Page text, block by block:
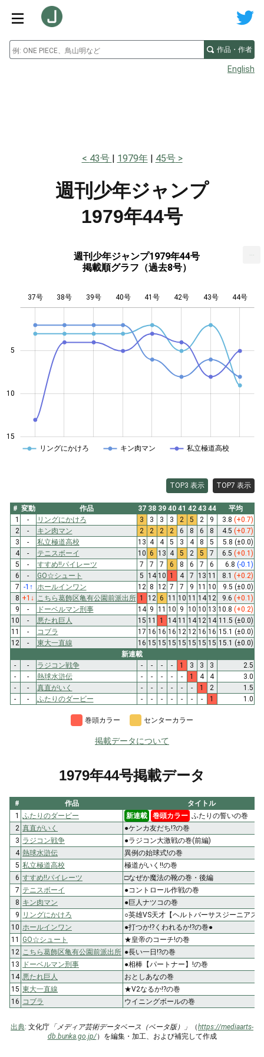
作品・作者
English
43号 1979年 45号
週刊少年ジャンプ
1979年44号
週刊少年ジャンプ1979年44号
掲載順グラフ（過去8号）
15
10
5
37号 38号 39号 40号 41号 42号 43号 44号
リングにかけろ キン肉マン 私立極道高校
TOP3 表示 TOP7 表示
# 変動 作品 37 38 39 40 41 42 43 44
平均
1
- リングにかけろ 3 3 3 3 2 5 2 9 3.8 (+0.7)
2
- キン肉マン 2 2 2 2 6 8 6 8 4.5 (+0.7)
3
- 私立極道高校 13 4 4 5 3 4 8 5 5.8 (±0.0)
4
- テニスボーイ 10 6 13 4 5 2 5 7 6.5 (+0.1)
5
- すすめ!!パイレーツ 7 7 7 6 8 6 7 6 6.8 (-0.1)
6
- GO☆シュート 5 14 10 1 4 7 13 11 8.1 (+0.2)
7 -1 ↑ ホールインワン 12 8 12 7 7 9 11 10 9.5 (±0.0)
8 +1 ↓ こちら葛飾区亀有公園前派出所 1 12 6 11 10 11 14 12 9.6 (+0.1)
9
- ドーベルマン刑事 14 9 11 10 9 10 10 13 10.8 (+0.2)
10
- 悪たれ巨人 15 11 1 14 11 14 12 14 11.5 (±0.0)
11
- コブラ 17 16 16 16 12 12 16 16 15.1 (±0.0)
12
- 東大一直線 16 15 15 15 15 15 15 15 15.1 (±0.0)
新連載
-
- ラジコン戦争 - - - - 1 3 3 3
2.5
-
- 熱球水滸伝 - - - - - 1 4 4
3.0
-
- 真直がいく - - - - - - 1 2
1.5
-
- ふたりのダービー - - - - - - - 1 1.0
巻頭カラー センターカラー
掲載データについて
1979年44号掲載データ
# 作品
タイトル
1 ふたりのダービー 新連載 巻頭カラー ふたりの誓いの巻
2 真直がいく
●ケンカ友だち!?の巻
3 ラジコン戦争
●ラジコン大激戦の巻(前編)
4 熱球水滸伝
異例の始球式!の巻
5 私立極道高校
極道がいく!!の巻
6 すすめ!!パイレーツ
□なぜか魔法の靴の巻・後編
7 テニスボーイ
●コントロール作戦の巻
8 キン肉マン
●巨人ナツコの巻
9 リングにかけろ
○英雄VS天才【ヘルトバーサスジーニアス
10 ホールインワン
●打つか!?くわれるか!?の巻●
11
GO☆シュート
★皇帝のコーチ!の巻
12
こちら葛飾区亀有公園前派出所 ●長い一日!?の巻
13
ドーベルマン刑事
●相棒【パートナー】!の巻
14 悪たれ巨人
おとしあなの巻
15 東大一直線
★V2なるか!?の巻
16 コブラ ウイニングボールの巻
出典: 文化庁 「メディア芸術データベース（ベータ版）」 （https://mediaarts-
db.bunka.go.jp/）を編集・加工、および補完して作成